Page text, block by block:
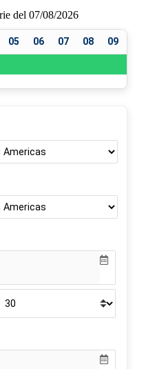
del 07/08/2026
05 06 07 08 09